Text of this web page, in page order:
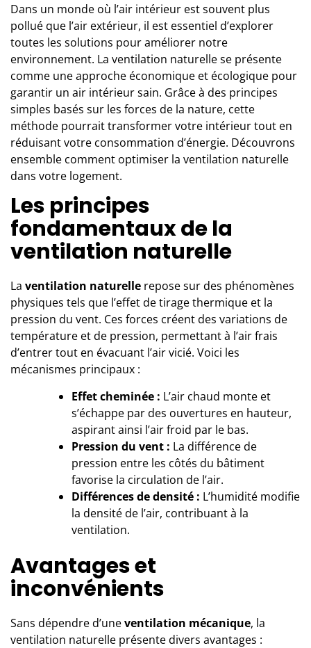
Dans un monde où l’air intérieur est souvent plus
pollué que l’air extérieur, il est essentiel d’explorer
toutes les solutions pour améliorer notre
environnement. La ventilation naturelle se présente
comme une approche économique et écologique pour
garantir un air intérieur sain. Grâce à des principes
simples basés sur les forces de la nature, cette
méthode pourrait transformer votre intérieur tout en
réduisant votre consommation d’énergie. Découvrons
ensemble comment optimiser la ventilation naturelle
dans votre logement.
Les principes
fondamentaux de la
ventilation naturelle
La ventilation naturelle repose sur des phénomènes
physiques tels que l’effet de tirage thermique et la
pression du vent. Ces forces créent des variations de
température et de pression, permettant à l’air frais
d’entrer tout en évacuant l’air vicié. Voici les
mécanismes principaux :
Effet cheminée : L’air chaud monte et
s’échappe par des ouvertures en hauteur,
aspirant ainsi l’air froid par le bas.
Pression du vent : La différence de
pression entre les côtés du bâtiment
favorise la circulation de l’air.
Différences de densité : L’humidité modifie
la densité de l’air, contribuant à la
ventilation.
Avantages et
inconvénients
Sans dépendre d’uneventilation mécanique, la
ventilation naturelle présente divers avantages :